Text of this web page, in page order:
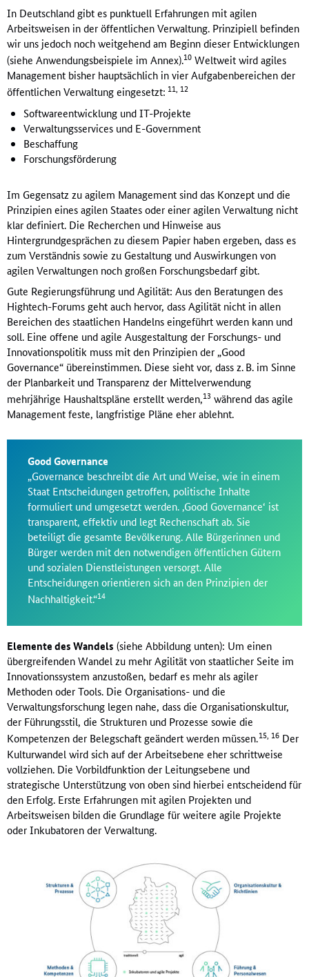
In Deutschland gibt es punktuell Erfahrungen mit agilen
Arbeitsweisen in der öffentlichen Verwaltung. Prinzipiell befinden
wir uns jedoch noch weitgehend am Beginn dieser Entwicklungen
(siehe Anwendungsbeispiele im Annex).10 Weltweit wird agiles
Management bisher hauptsächlich in vier Aufgabenbereichen der
öffentlichen Verwaltung eingesetzt: 11, 12
Softwareentwicklung und IT-Projekte
Verwaltungsservices und E-Government
Beschaffung
Forschungsförderung
Im Gegensatz zu agilem Management sind das Konzept und die
Prinzipien eines agilen Staates oder einer agilen Verwaltung nicht
klar definiert. Die Recherchen und Hinweise aus
Hintergrundgesprächen zu diesem Papier haben ergeben, dass es
zum Verständnis sowie zu Gestaltung und Auswirkungen von
agilen Verwaltungen noch großen Forschungsbedarf gibt.
Gute Regierungsführung und Agilität: Aus den Beratungen des
Hightech-Forums geht auch hervor, dass Agilität nicht in allen
Bereichen des staatlichen Handelns eingeführt werden kann und
soll. Eine offene und agile Ausgestaltung der Forschungs- und
Innovationspolitik muss mit den Prinzipien der „Good
Governance“ übereinstimmen. Diese sieht vor, dass z. B. im Sinne
der Planbarkeit und Transparenz der Mittelverwendung
mehrjährige Haushaltspläne erstellt werden,13 während das agile
Management feste, langfristige Pläne eher ablehnt.
Good Governance
„Governance beschreibt die Art und Weise, wie in einem
Staat Entscheidungen getroffen, politische Inhalte
formuliert und umgesetzt werden. ‚Good Governance‘ ist
transparent, effektiv und legt Rechenschaft ab. Sie
beteiligt die gesamte Bevölkerung. Alle Bürgerinnen und
Bürger werden mit den notwendigen öffentlichen Gütern
und sozialen Dienstleistungen versorgt. Alle
Entscheidungen orientieren sich an den Prinzipien der
Nachhaltigkeit.“14
Elemente des Wandels (siehe Abbildung unten): Um einen
übergreifenden Wandel zu mehr Agilität von staatlicher Seite im
Innovationssystem anzustoßen, bedarf es mehr als agiler
Methoden oder Tools. Die Organisations- und die
Verwaltungsforschung legen nahe, dass die Organisationskultur,
der Führungsstil, die Strukturen und Prozesse sowie die
Kompetenzen der Belegschaft geändert werden müssen.15, 16 Der
Kulturwandel wird sich auf der Arbeitsebene eher schrittweise
vollziehen. Die Vorbildfunktion der Leitungsebene und
strategische Unterstützung von oben sind hierbei entscheidend für
den Erfolg. Erste Erfahrungen mit agilen Projekten und
Arbeitsweisen bilden die Grundlage für weitere agile Projekte
oder Inkubatoren der Verwaltung.